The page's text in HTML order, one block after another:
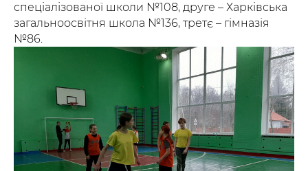
спеціалізованої школи №108, друге – Харківська
загальноосвітня школа №136, третє – гімназія
№86.